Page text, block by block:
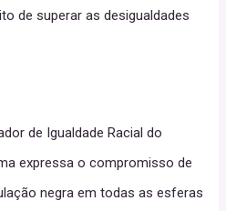
de superar as desigualdades
de Igualdade Racial do
expressa o compromisso de
negra em todas as esferas